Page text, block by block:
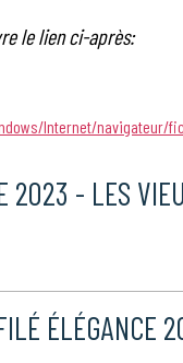
le lien ci-après:
Internet/navigateur/
2023 - LES
ÉLÉGANCE